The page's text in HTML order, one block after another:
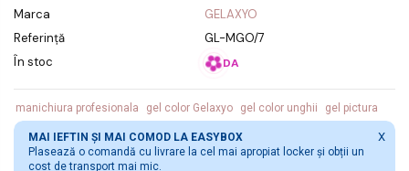
Marca
GELAXYO
Referință
GL-MGO/7
În stoc
DA
manichiura profesionala gel color Gelaxyo gel color unghii gel pictura
MAI IEFTIN ȘI MAI COMOD LA EASYBOX
Plasează o comandă cu livrare la cel mai apropiat locker și obții un
cost de transport mai mic.
X